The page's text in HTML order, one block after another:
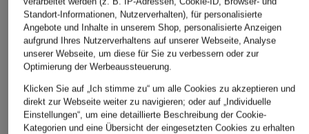
Standort-Informationen, Nutzerverhalten), für personalisierte
Angebote und Inhalte in unserem Shop, personalisierte Anzeigen
aufgrund Ihres Nutzerverhaltens auf unserer Webseite, Analyse
unserer Webseite, um diese für Sie zu verbessern oder zur
Optimierung der Werbeaussteuerung.
Klicken Sie auf „Ich stimme zu“ um alle Cookies zu akzeptieren und
direkt zur Webseite weiter zu navigieren; oder auf „Individuelle
Einstellungen“, um eine detaillierte Beschreibung der Cookie-
Kategorien und eine Übersicht der eingesetzten Cookies zu erhalten